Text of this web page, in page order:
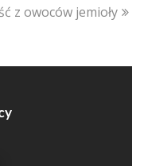
z owoców jemioły